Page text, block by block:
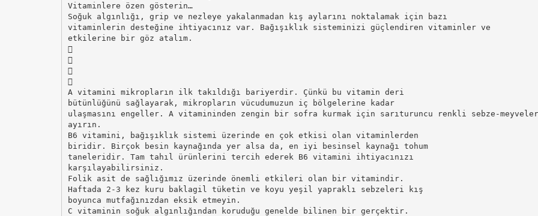
Vitaminlere özen gösterin…
Soğuk algınlığı, grip ve nezleye yakalanmadan kış aylarını noktalamak için bazı
vitaminlerin desteğine ihtiyacınız var. Bağışıklık sisteminizi güçlendiren vitaminler ve
etkilerine bir göz atalım.




A vitamini mikropların ilk takıldığı bariyerdir. Çünkü bu vitamin deri
bütünlüğünü sağlayarak, mikropların vücudumuzun iç bölgelerine kadar
ulaşmasını engeller. A vitamininden zengin bir sofra kurmak için sarıturuncu renkli sebze-
ayırın.
B6 vitamini, bağışıklık sistemi üzerinde en çok etkisi olan vitaminlerden
biridir. Birçok besin kaynağında yer alsa da, en iyi besinsel kaynağı tohum
taneleridir. Tam tahıl ürünlerini tercih ederek B6 vitamini ihtiyacınızı
karşılayabilirsiniz.
Folik asit de sağlığımız üzerinde önemli etkileri olan bir vitamindir.
Haftada 2-3 kez kuru baklagil tüketin ve koyu yeşil yapraklı sebzeleri kış
boyunca mutfağınızdan eksik etmeyin.
C vitaminin soğuk algınlığından koruduğu genelde bilinen bir gerçektir.